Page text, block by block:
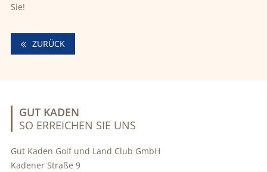
Sie!
ZURÜCK
GUT KADEN
SO ERREICHEN SIE UNS
Gut Kaden Golf und Land Club GmbH
Kadener Straße 9